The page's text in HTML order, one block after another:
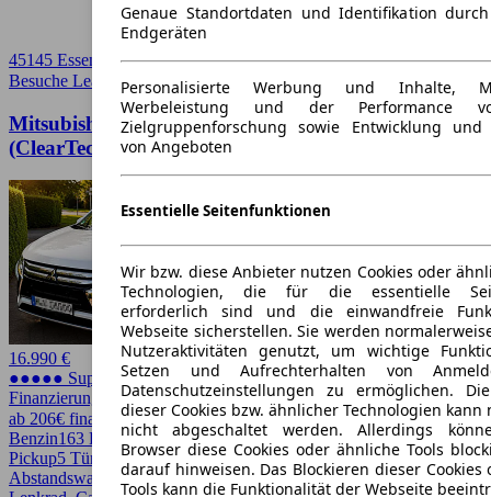
Genaue Standortdaten und Identifikation
Endgeräten
Personalisierte Werbung und Inhalte,
Werbeleistung und der Performance
Zielgruppenforschung sowie Entwicklung und
von Angeboten
Essentielle Seitenfunktionen
Wir bzw. diese Anbieter nutzen Cookies oder
Technologien, die für die essentielle
erforderlich sind und die einwandfreie
Webseite sicherstellen. Sie werden
Nutzeraktivitäten genutzt, um wichtige
Setzen und Aufrechterhalten von
Datenschutzeinstellungen zu ermöglichen.
dieser Cookies bzw. ähnlicher Technologien kann
nicht abgeschaltet werden. Allerdings
Browser diese Cookies oder ähnliche Tools
darauf hinweisen. Das Blockieren dieser
Tools kann die Funktionalität der Webseite
45145 Essen
Besuche Leasingmarkt➚
Mitsubishi Eclipse Cross Eclipse Cross 1.5 T-MIVEC
(ClearTec) 2WD Top
16.990 €
●●●●● Super Preis
Finanzierung möglich
ab 206€ finanzieren ↗
Benzin163 PS (120 kW)65.000 kmEZ 12/2018AutomatikSUV /
Pickup5 Türen
Abstandswarner, Android Auto, Apple CarPlay, Beheizbares